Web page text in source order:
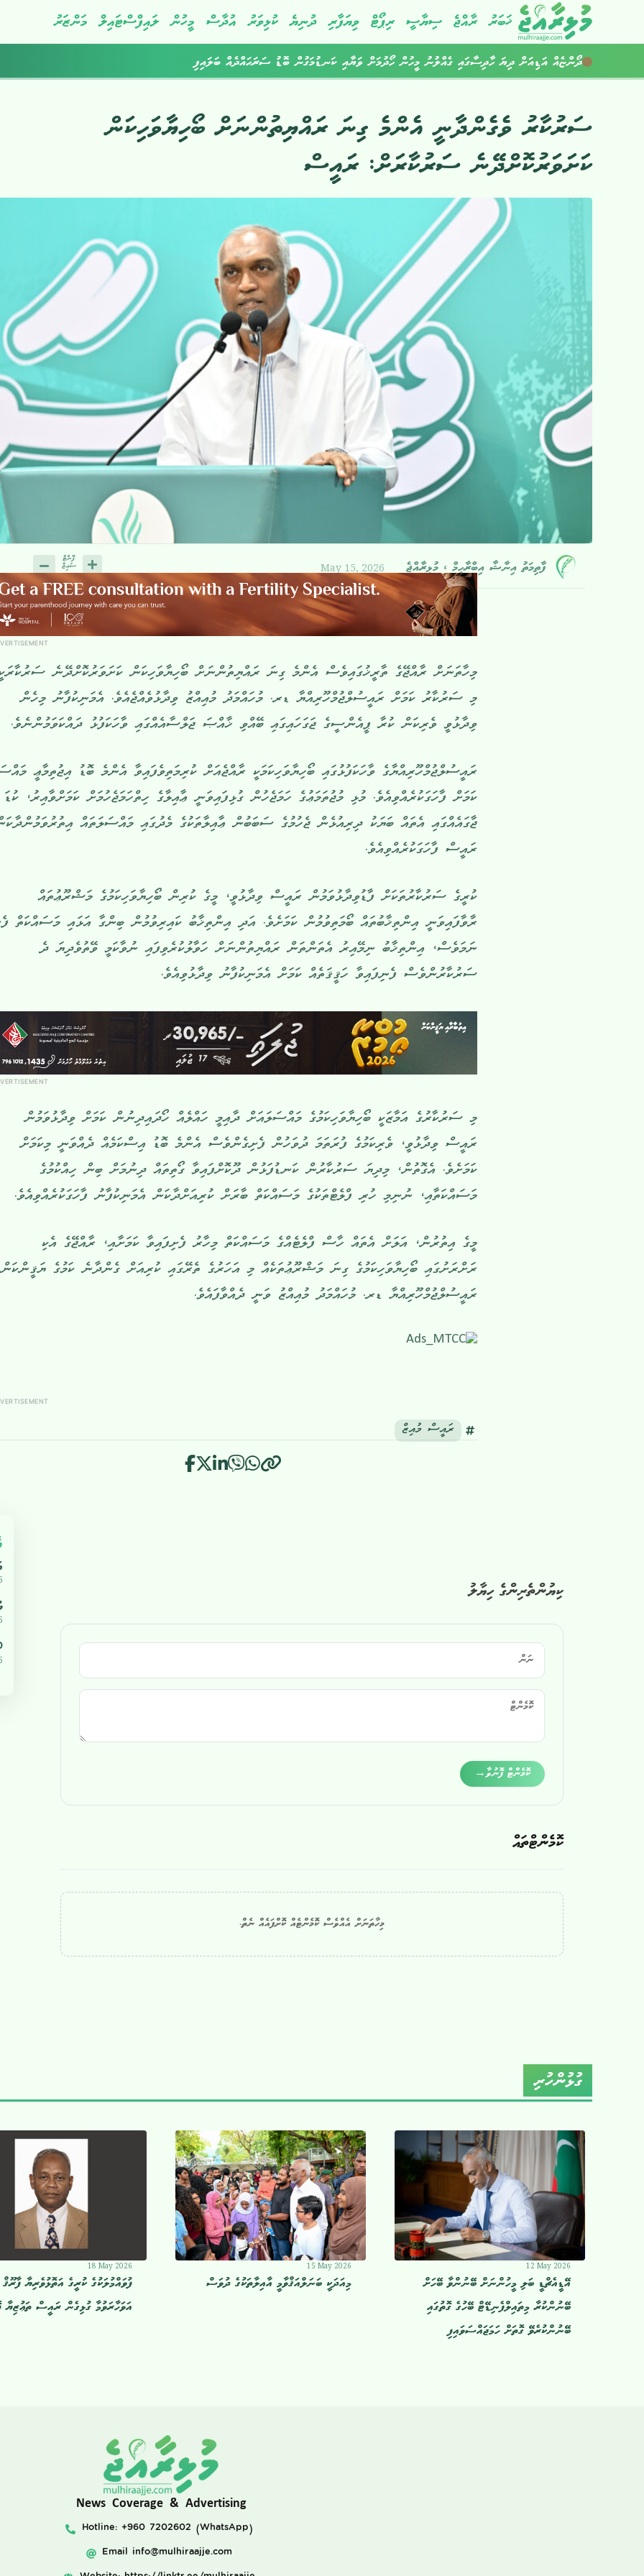
ޚަބަރު ރާއްޖެ ސިޔާސީ ރިޕޯޓް ވިޔަފާރި ދުނިޔެ ކުޅިވަރު އުދާސް މީހުން ލައިފްސްޓައިލް މަންޒަރު
މަސްތުވާތަކެތީގެ ދެ އޮޕަރޭޝަނެއްގައި ހަތަރު މީހުން ހައްޔަރުކޮށްފި
ދޯންޏެއް އަޑިއަށް ދިޔަ ހާދިސާގައި ގެއްލުނު މީހުން ހޯދުމަށް ވަޔާއި ކަނޑުމަގުން ބޮޑު ސަރަޙައްދެއް ބަލައިފި
ސަރުކާރު ވެގެންދާނީ އެންމެ ގިނަ ރައްޔިތުންނަށް ބޯހިޔާވަހިކަން
ކަށަވަރުކޮށްދޭނެ ސަރުކާރަށް: ރައީސް
ފާތިމަތު އިނާޝާ އިބްރާހީމް ، މުޅިރާއްޖެ May 15, 2026
މިހާތަނަށް ރާއްޖޭގެ ތާރީޚުގައިވެސް އެންމެ ގިނަ ރައްޔިތުންނަށް ބޯހިޔާވަހިކަން ކަށަވަރުކޮށްދޭނެ
މި ސަރުކާރު ކަމަށް ރައީސުލްޖުމްހޫރިއްޔާ ޑރ. މުހައްމަދު މުއިއްޒު ވިދާޅުވެއްޖެއެވެ. އެމަނިކުފާނު މިހެން
ވިދާޅުވީ ވެރިކަން ކުރާ ޕީއެންސީގެ ޖަގަހައިގައި ބޭއްވި ޚާއްޞަ ޖަލްސާއެއްގައި ވާހަކަފުޅު ދައްކަވަމުންނެވެ.
ރައީސުލްޖުމްހޫރިއްޔާގެ ވާހަކަފުޅުގައި ބޯހިޔާވަހިކަމަކީ ރާއްޖެއަށް ކުރިމަތިވެފައިވާ އެންމެ ބޮޑު އިޖުތިމާޢީ
ކަމަށް ފާހަގަކުރެއްވިއެވެ. މުޅި މުޖުތަމަޢުގެ ހަމަޖެހުން ގުޅިފައިވަނީ ޢާއިލާގެ ހިތްހަމަޖެހުމަށް ކަމަށްވާއިރު، ކުޑަ
ޖާގައެއްގައި އެތައް ބަޔަކު ދިރިއުޅެން ޖެހުމުގެ ސަބަބުން ޢާއިލާތަކުގެ މެދުގައި މައްސަލަތައް
ރައީސް ފާހަގަކުރެއްވިއެވެ.
ކުރީގެ ސަރުކާރުތަކަށް ފާޑުވިދާޅުވަމުން ރައީސް ވިދާޅުވީ، މީގެ ކުރިން ބޯހިޔާވަހިކަމުގެ މަޝްރޫޢުތައް
ރާވާފައިވަނީ އިންތިޚާބުތައް ބޯމަތިވުމުން ކަމަށެވެ. އަދި އިންތިޚާބު ކައިރިވުމުން ބިންގާ އަޅައި މަސައްކަތް
ނަމަވެސް، އިންތިޚާބު ނިމޭއިރު އެތަންތަން ރައްޔިތުންނަށް ހަވާލުކުރެވިފައި ނުވާކަމީ ވޭތުވެދިޔަ ދެ
ސަރުކާރުންވެސް ފެނިފައިވާ ހަޤީޤަތެއް ކަމަށް އެމަނިކުފާނު ވިދާޅުވިއެވެ.
މި ސަރުކާރުގެ އަމާޒަކީ ބޯހިޔާވަހިކަމުގެ މައްސަލައަށް ދާއިމީ ހައްލެއް ހޯދައިދިނުން ކަމަށް ވިދާޅުވަމުން
ރައީސް ވިދާޅުވީ، ވެރިކަމުގެ ފުރަތަމަ ދުވަހުން ފެށިގެންވެސް އެންމެ ބޮޑު އިސްކަމެއް ދެއްވަނީ މިކަމަށް
ކަމަށެވެ. އެގޮތުން، މިދިޔަ ސަރުކާރުން ކަނޑުފަޅުން ދޫކޮށްފައިވާ ގޯތިތައް ދިނުމަށް ބިން ހިއްކުމުގެ
މަސައްކަތާއި، ނުނިމި ހުރި ފްލެޓްތަކުގެ މަސައްކަތް ބާރަށް ކުރިއަށްދާކަން އެމަނިކުފާނު ފާހަގަކުރެއްވިއެވެ.
މީގެ އިތުރުން، އަލަށް އެތައް ހާސް ފްލެޓެއްގެ މަސައްކަތް މިހާރު ފެށިފައިވާ ކަމަށާއި، ރާއްޖޭގެ އެކި
ރަށްރަށުގައި ބޯހިޔާވަހިކަމުގެ ގިނަ މަޝްރޫޢުތަކެއް މި އަހަރުގެ ތެރޭގައި ކުރިއަށް ގެންދާނެ ކަމުގެ ޔަޤީންކަން
ރައީސުލްޖުމްހޫރިއްޔާ ޑރ. މުހައްމަދު މުއިއްޒު ވަނީ ދެއްވާފައެވެ.
ރައީސް މުއިޒް
ކިޔުންތެރިންގެ ހިޔާލު
ކޮމެންޓް ފޮނުވާ→
ކޮމެންޓްތައް
މިހާތަނަށް އެއްވެސް ކޮމެންޓެއް ކޮށްފައެއް ނެތް.
ގުޅުންހުރި
18 May 2026
ފުވައްމުލަކުގެ ކުރީގެ އަތޮޅުވެރިޔާ
އަވަހާރަވުމާ ގުޅިގެން ރައީސް ތަޢުޒިޔާ
15 May 2026
މިއަދަކީ ބަނަލްއަޤްވާމީ އާއިލާތަކުގެ ދުވަސް
12 May 2026
އޭޑީއެޗްޑީ ބަލި މީހުންނަށް ބޭނުންވާ ބޭހަށް
ބޭނުންކުރާ މިތައިލްފެނިޑޭޓް ބޭހުގެ ގޮތުގައި
ބޭނުންކުރެވޭ ގޮތަށް ހަމަޖައްސަވައިފި
News Coverage & Advertising
Hotline: +960 7202602 (WhatsApp)
Email info@mulhiraajje.com